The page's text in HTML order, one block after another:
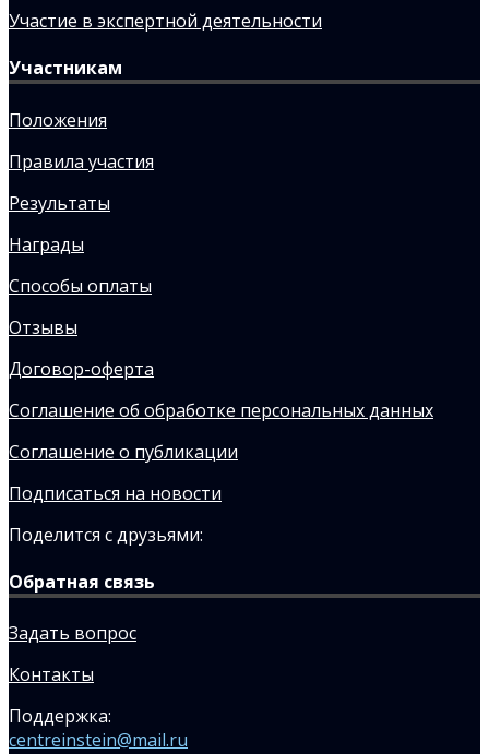
Участие в экспертной деятельности
Участникам
Положения
Правила участия
Результаты
Награды
Способы оплаты
Отзывы
Договор-оферта
Соглашение об обработке персональных данных
Соглашение о публикации
Подписаться на новости
Поделится с друзьями:
Обратная связь
Задать вопрос
Контакты
Поддержка:
centreinstein@mail.ru